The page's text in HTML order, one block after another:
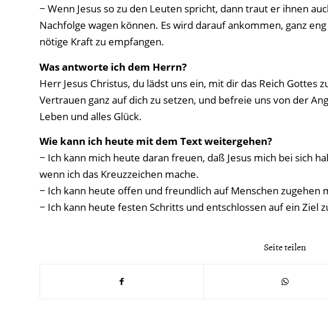
− Wenn Jesus so zu den Leuten spricht, dann traut er ihnen
Nachfolge wagen können. Es wird darauf ankommen, ganz
nötige Kraft zu empfangen.
Was antworte ich dem Herrn?
Herr Jesus Christus, du lädst uns ein, mit dir das Reich Gottes
Vertrauen ganz auf dich zu setzen, und befreie uns von der
Leben und alles Glück.
Wie kann ich heute mit dem Text weitergehen?
− Ich kann mich heute daran freuen, daß Jesus mich bei sich
wenn ich das Kreuzzeichen mache.
− Ich kann heute offen und freundlich auf Menschen zugehen
− Ich kann heute festen Schritts und entschlossen auf ein Ziel
Seite teilen